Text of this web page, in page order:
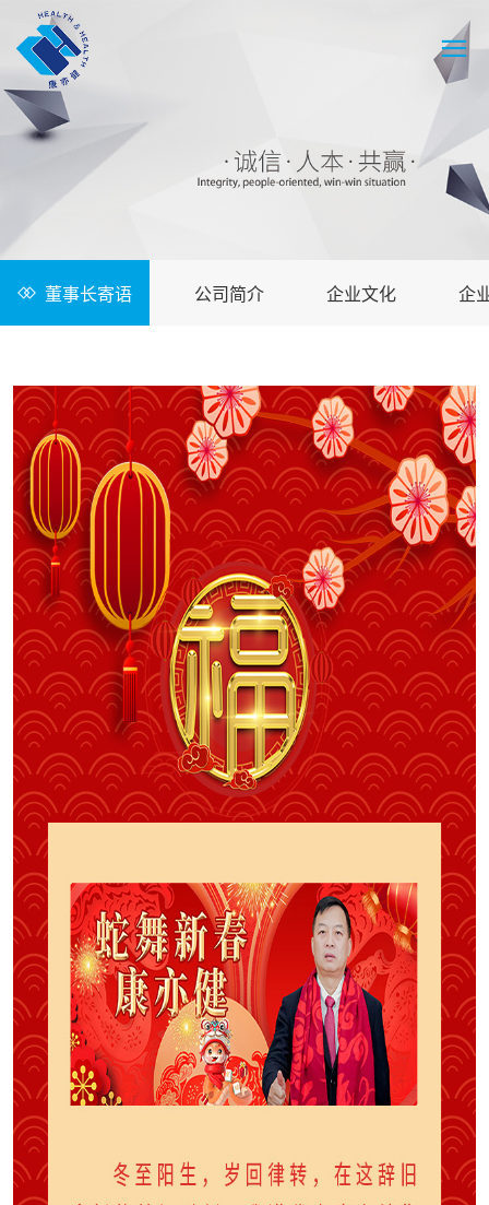
董事长寄语 公司简介 企业文化 企